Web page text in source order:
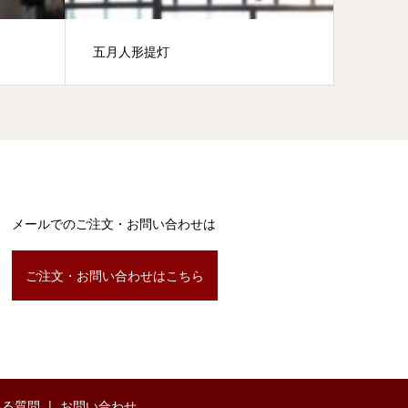
五月人形提灯
メールでのご注文・お問い合わせは
ご注文・お問い合わせはこちら